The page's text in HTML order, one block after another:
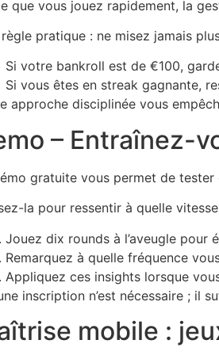
que vous jouez rapidement, la
règle pratique : ne misez jamais
Si votre bankroll est de €100,
Si vous êtes en streak gagnante,
approche disciplinée vous
– Entraînez-
gratuite vous permet de
la pour ressentir à quelle
Jouez dix rounds à l’aveugle pour
Remarquez à quelle fréquence
Appliquez ces insights lorsque
inscription n’est nécessaire ; il
mobile :